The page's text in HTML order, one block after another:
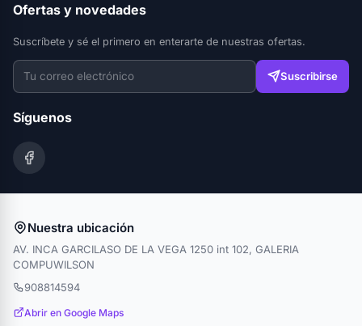
Ofertas y novedades
Suscríbete y sé el primero en enterarte de nuestras ofertas.
Suscribirse
Síguenos
Nuestra ubicación
AV. INCA GARCILASO DE LA VEGA 1250 int 102, GALERIA
COMPUWILSON
908814594
Abrir en Google Maps